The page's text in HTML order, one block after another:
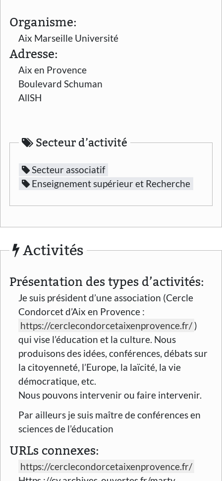
Organisme:
Aix Marseille Université
Adresse:
Aix en Provence
Boulevard Schuman
AllSH
Secteur d’activité
Secteur associatif
Enseignement supérieur et Recherche
Activités
Présentation des types d’activités:
Je suis président d’une association (Cercle
Condorcet d’Aix en Provence :
https://cerclecondorcetaixenprovence.fr/)
qui vise l’éducation et la culture. Nous
produisons des idées, conférences, débats sur
la citoyenneté, l’Europe, la laïcité, la vie
démocratique, etc.
Nous pouvons intervenir ou faire intervenir.
Par ailleurs je suis maître de conférences en
sciences de l’éducation
URLs connexes:
https://cerclecondorcetaixenprovence.fr/